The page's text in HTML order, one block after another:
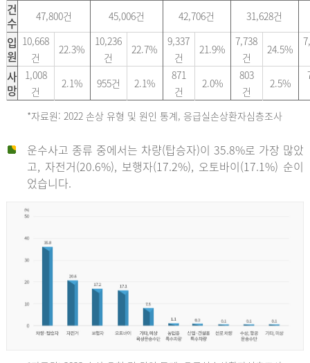
건
수
47,800건 45,006건 42,706건 31,628건
입
원
10,668
건
22.3%
10,236
건
22.7%
9,337
건
21.9%
7,738
건
24.5%
사
망
1,008
건
2.1% 955건 2.1%
871
건
2.0%
803
건
2.5%
*자료원: 2022 손상 유형 및 원인 통계, 응급실손상환자심층조사
운수사고 종류 중에서는 차량(탑승자)이 35.8%로 가장 많았
고, 자전거(20.6%), 보행자(17.2%), 오토바이(17.1%) 순이
었습니다.